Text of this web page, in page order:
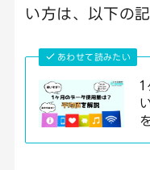
い方は、以下の
あわせて読みたい
1